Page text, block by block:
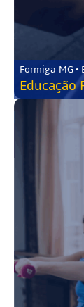
Formiga-MG •
Educação